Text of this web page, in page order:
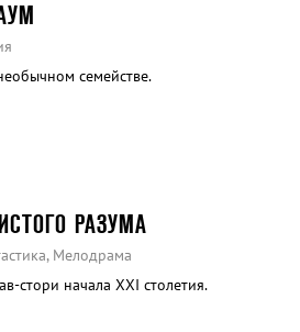
семействе.
РАЗУМА
Мелодрама
стори начала ХХI столетия.